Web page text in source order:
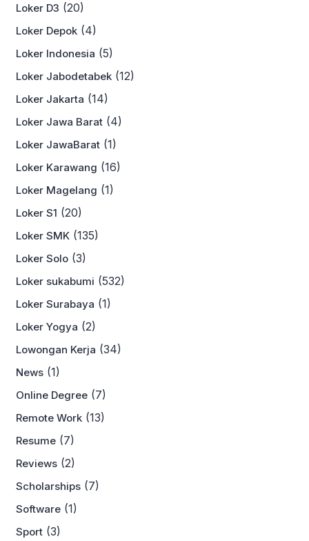
Loker D3 (20)
Loker Depok (4)
Loker Indonesia (5)
Loker Jabodetabek (12)
Loker Jakarta (14)
Loker Jawa Barat (4)
Loker JawaBarat (1)
Loker Karawang (16)
Loker Magelang (1)
Loker S1 (20)
Loker SMK (135)
Loker Solo (3)
Loker sukabumi (532)
Loker Surabaya (1)
Loker Yogya (2)
Lowongan Kerja (34)
News (1)
Online Degree (7)
Remote Work (13)
Resume (7)
Reviews (2)
Scholarships (7)
Software (1)
Sport (3)